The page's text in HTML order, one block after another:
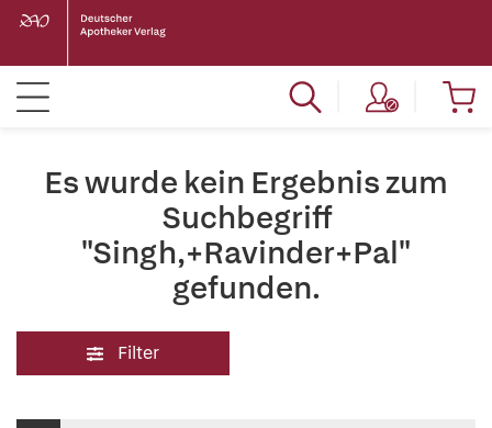
Es wurde kein Ergebnis zum
Suchbegriff
"Singh,+Ravinder+Pal"
gefunden.
Filter